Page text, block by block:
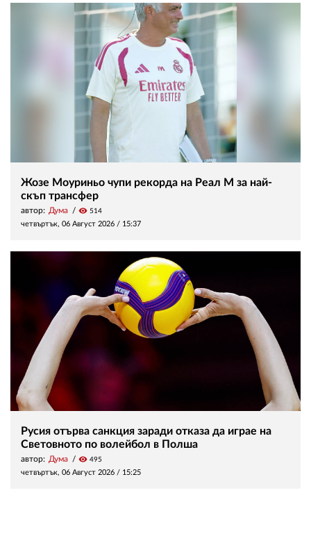
Жозе Моуриньо чупи рекорда на Реал М за най-
скъп трансфер
автор: Дума visibility 514
четвъртък, 06 Август 2026 / 15:37
Русия отърва санкция заради отказа да играе на
Световното по волейбол в Полша
автор: Дума visibility 495
четвъртък, 06 Август 2026 / 15:25